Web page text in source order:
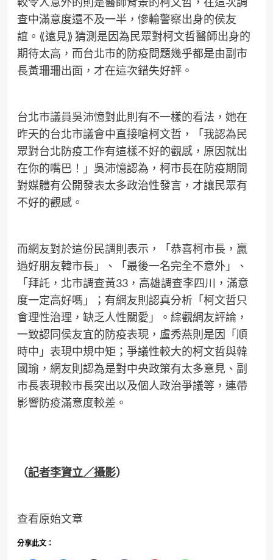
查中滿意度還不及一半，慘輸警察出身的侯友
誼。⟪遠見⟫ 猜測是因為民眾對柯文哲醫師出身的
期待太高，而台北市的防疫問題幾乎都是由副市
長黃珊珊出面，才在這次錯失好評。
台北市議員吳沛憶對此則有不一樣的看法，她在
昨天的台北市議會中直接嗆柯文哲，「我認為民
眾對台北防疫工作有這樣不好的觀感，原因就出
在你的嘴巴！」吳沛憶認為，柯市長在防疫期間
對媒體有公開發表太多政治性發言，才讓民眾有
不好的觀感。
而網友對於這份民調則表示，「恭喜柯市長，贏
過好朋友韓市長」、「最後一名完全不意外」、
「拜託，北市調查黃33，高雄調查李四川，滿意
度一定高好嗎」；有網友則認真分析「柯文哲只
會理性治理，缺乏人性關愛」。綜觀網友評論，
一致認同侯友宜的防疫表現，盧秀燕則是因「順
時中」表現中規中矩；爭議性較大的柯文哲與韓
國瑜，網友則認為是對中央政策有太多意見、副
市長表現較市長突出以及個人政治爭議等，連帶
影響防疫滿意度較差。
（記者李資立／攝影）
查看原始文章
分享此文：